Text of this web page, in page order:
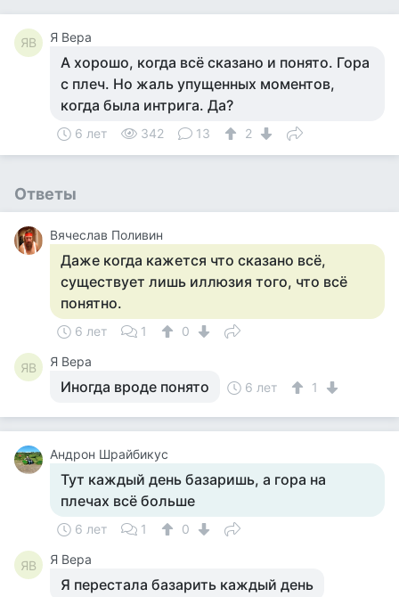
ЯВ Я Вера
А хорошо, когда всё сказано и понято. Гора
с плеч. Но жаль упущенных моментов,
когда была интрига. Да?
6 лет 342 13 2
Ответы
Вячеслав Поливин
Даже когда кажется что сказано всё,
существует лишь иллюзия того, что всё
понятно.
6 лет 1 0
ЯВ Я Вера
Иногда вроде понято 6 лет 1
Андрон Шрайбикус
Тут каждый день базаришь, а гора на
плечах всё больше
6 лет 1 0
ЯВ Я Вера
Я перестала базарить каждый день